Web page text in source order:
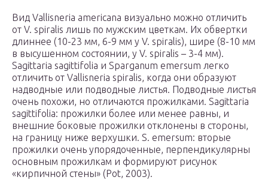
Вид Vallisneria americana визуально можно отличить
от V. spiralis лишь по мужским цветкам. Их обвертки
длиннее (10-23 мм, 6-9 мм у V. spiralis), шире (8-10 мм
в высушенном состоянии, у V. spiralis – 3-4 мм).
Sagittaria sagittifolia и Sparganum emersum легко
отличить от Vallisneria spiralis, когда они образуют
надводные или подводные листья. Подводные листья
очень похожи, но отличаются прожилками. Sagittaria
sagittifolia: прожилки более или менее равны, и
внешние боковые прожилки отклонены в стороны,
на границу ниже верхушки. S. emersum: вторые
прожилки очень упорядоченные, перпендикулярны
основным прожилкам и формируют рисунок
«кирпичной стены» (Pot, 2003).